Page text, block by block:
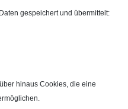
gespeichert und übermittelt:
hinaus Cookies, die eine